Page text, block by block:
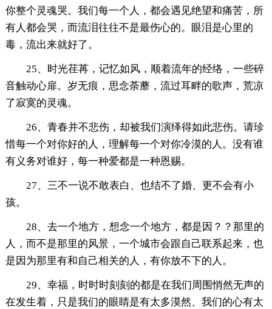
你整个灵魂哭。我们每一个人，都会遇见绝望和痛苦，所
有人都会哭，而流泪往往不是最伤心的。眼泪是心里的
毒，流出来就好了。
25、时光荏苒，记忆如风，顺着流年的经络，一些碎
音触动心扉。岁无痕，思念荼蘼，流过耳畔的歌声，荒凉
了寂寞的灵魂。
26、青春并不悲伤，却被我们演绎得如此悲伤。请珍
惜每一个对你好的人，理解每一个对你冷漠的人。没有谁
有义务对谁好，每一种爱都是一种恩赐。
27、三不一说不敢表白、也结不了婚、更不会有小
孩。
28、去一个地方，想念一个地方，都是因？？那里的
人，而不是那里的风景，一个城市会跟自己联系起来，也
是因为那里有和自己相关的人，有你放不下的人。
29、幸福，时时时刻刻的都是在我们周围悄然无声的
在发生着，只是我们的眼睛是有太多漠然、我们的心有太